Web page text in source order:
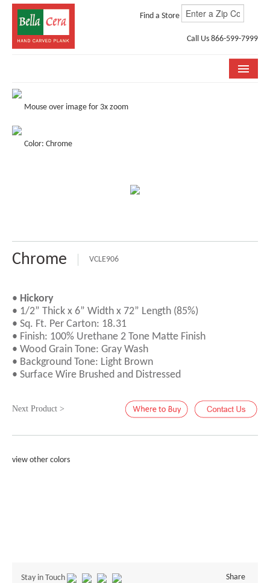
Find a Store
Call Us 866-599-7999
COLLECTIONS
STORE LOCATOR
ABOUT US
Mouse over image for 3x zoom
Color: Chrome
Chrome VCLE906
• Hickory
• 1/2” Thick x 6” Width x 72” Length (85%)
• Sq. Ft. Per Carton: 18.31
• Finish: 100% Urethane 2 Tone Matte Finish
• Wood Grain Tone: Gray Wash
• Background Tone: Light Brown
• Surface Wire Brushed and Distressed
Next Product >
view other colors
Stay in Touch Share